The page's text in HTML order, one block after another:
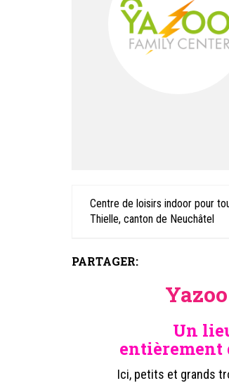
Centre de loisirs indoor pour
Thielle, canton de Neuchâtel
PARTAGER:
Un
entièrement
Ici, petits et grands